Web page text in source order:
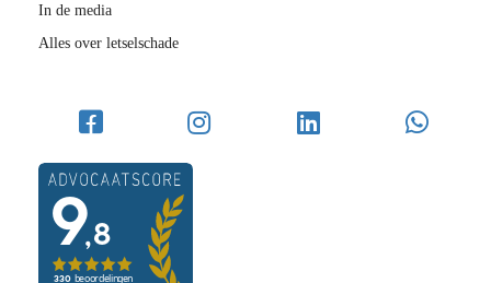
In de media
Alles over letselschade